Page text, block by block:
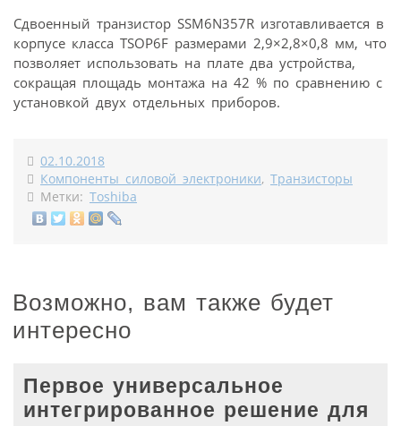
Сдвоенный транзистор SSM6N357R изготавливается в
корпусе класса TSOP6F размерами 2,9×2,8×0,8 мм, что
позволяет использовать на плате два устройства,
сокращая площадь монтажа на 42 % по сравнению с
установкой двух отдельных приборов.
02.10.2018
Компоненты силовой электроники, Транзисторы
Метки: Toshiba
Возможно, вам также будет
интересно
Первое универсальное
интегрированное решение для